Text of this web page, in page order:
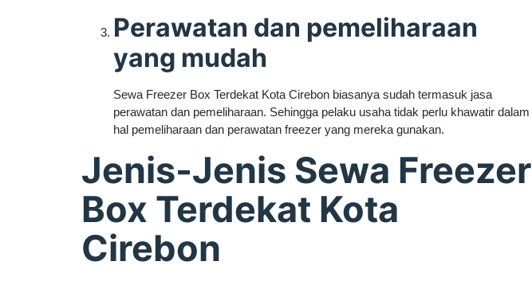
Perawatan dan pemeliharaan
yang mudah
Sewa Freezer Box Terdekat Kota Cirebon biasanya sudah termasuk jasa
perawatan dan pemeliharaan. Sehingga pelaku usaha tidak perlu khawatir dalam
hal pemeliharaan dan perawatan freezer yang mereka gunakan.
Jenis-Jenis Sewa Freezer
Box Terdekat Kota
Cirebon